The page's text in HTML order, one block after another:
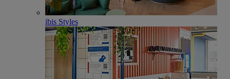
ibis Styles